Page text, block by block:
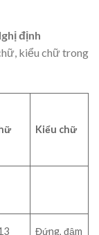
định
kiểu chữ trong
Kiểu chữ
Đứng, đậm